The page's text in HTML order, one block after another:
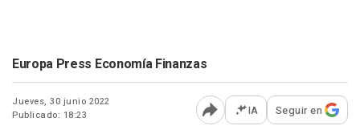
Europa Press Economía Finanzas
Jueves, 30 junio 2022
Publicado: 18:23
Abrir opciones para
IA Seguir en